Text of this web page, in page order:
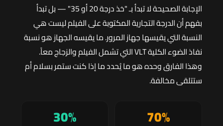
الإجابة الصحيحة لا تبدأ بـ "خذ درجة 20 أو 35" — بل تبدأ
بفهم أن الدرجة التجارية المكتوبة على الفيلم ليست هي
النسبة التي يقيسها جهاز المرور. ما يقيسه الجهاز هو نسبة
نفاذ الضوء الكلية VLT التي تشمل الفيلم والزجاج معاً.
وهذا الفارق وحده هو ما يُحدد ما إذا كنت ستمر بسلام أم
ستتلقى مخالفة.
70%
30%